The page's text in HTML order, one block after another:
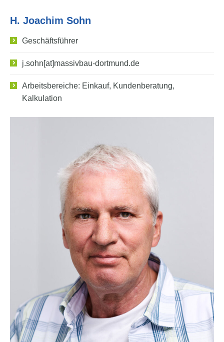
H. Joachim Sohn
Geschäftsführer
j.sohn[at]massivbau-dortmund.de
Arbeitsbereiche: Einkauf, Kundenberatung,
Kalkulation